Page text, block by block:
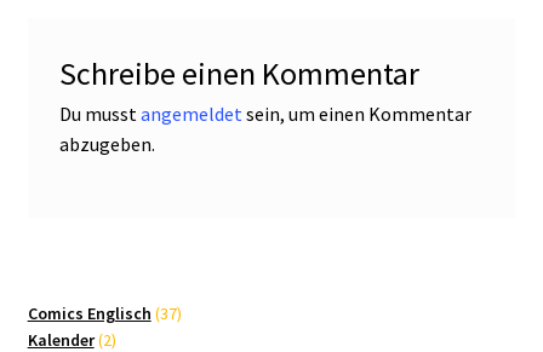
Schreibe einen Kommentar
Du musst angemeldet sein, um einen Kommentar
abzugeben.
Comics Englisch 3737
Kalender 22